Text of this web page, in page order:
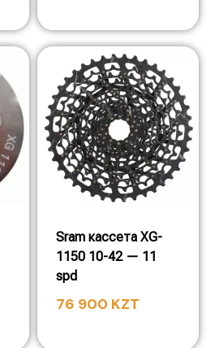
Sram кассета XG-
1150 10-42 — 11
spd
76 900 KZT